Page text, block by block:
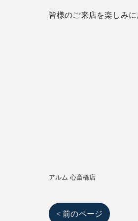
皆様のご来店を楽しみ
アルム 心斎橋店
< 前のページ